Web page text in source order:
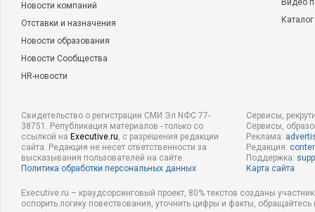
Новости компаний
Отставки и назначения
Новости образования
Новости Сообщества
HR-новости
Видео
Свидетельство о регистрации СМИ Эл NФС 77-
38751. Републикация материалов - только со
ссылкой на Executive.ru, с разрешения редакции
сайта. Редакция не несет ответственности за
высказывания пользователей на сайте.
Политика обработки персональных данных
Сервисы,
Сервисы,
Реклама:
Редакция:
Поддержка:
Карта сайта
Executive.ru – краудсорсинговый проект, 80% текстов созданы
оспорить логику повествования, уточнить цифры и факты,